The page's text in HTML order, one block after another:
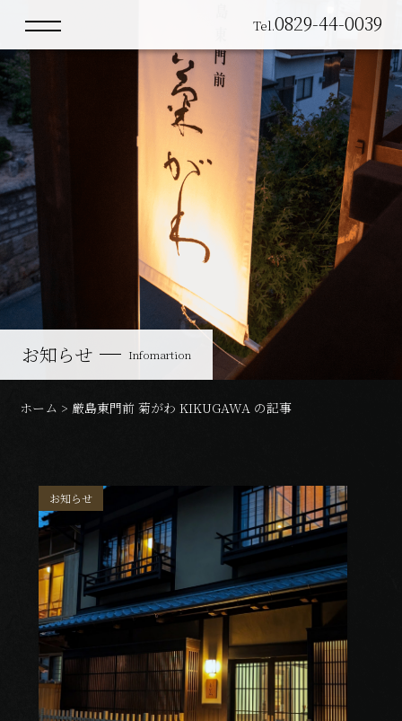
館内・客室
Facilities・Rooms
お料理
Cuisine
News
お問い合わせ
ご予約はこちら
Reservation
Tel.0829-44-0039
お知らせ Infomartion
ホーム > 厳島東門前 菊がわ KIKUGAWA の記事
お知らせ